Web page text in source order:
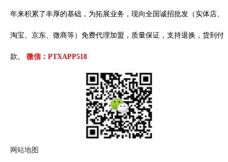
2018-09-04
Vans Vault Opening Ceremony Old Skool
OG Satin
用“Satin” 绸缎面料（并以此命名）这一材质因为
其奢华...
2018-09-04
OFF-WHITE x Vans Old Skool 系列“OW黑
年来积累了丰厚的基础，为拓展业务，现向全国诚招批发（实体店、
淘宝、京东、微商等）免费代理加盟，质量保证，支持退换，货到付
款。 微信：PTXAPP518
网站地图